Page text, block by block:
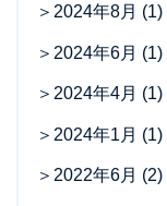
2024年8月 (1)
2024年6月 (1)
2024年4月 (1)
2024年1月 (1)
2022年6月 (2)